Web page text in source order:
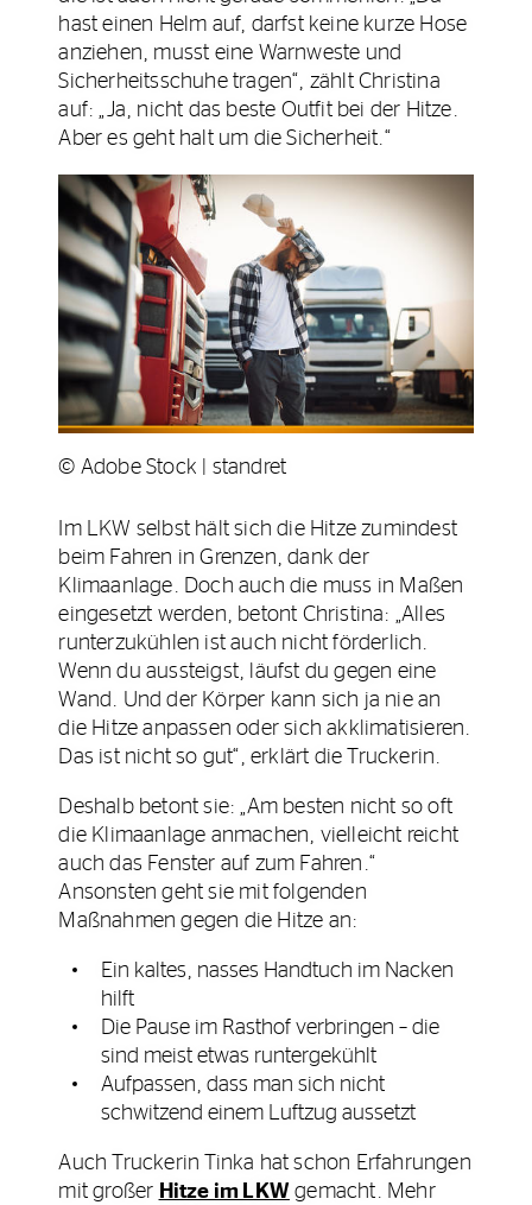
hast einen Helm auf, darfst keine kurze Hose
anziehen, musst eine Warnweste und
Sicherheitsschuhe tragen“, zählt Christina
auf: „Ja, nicht das beste Outfit bei der Hitze.
Aber es geht halt um die Sicherheit.“
© Adobe Stock | standret
Im LKW selbst hält sich die Hitze zumindest
beim Fahren in Grenzen, dank der
Klimaanlage. Doch auch die muss in Maßen
eingesetzt werden, betont Christina: „Alles
runterzukühlen ist auch nicht förderlich.
Wenn du aussteigst, läufst du gegen eine
Wand. Und der Körper kann sich ja nie an
die Hitze anpassen oder sich akklimatisieren.
Das ist nicht so gut“, erklärt die Truckerin.
Deshalb betont sie: „Am besten nicht so oft
die Klimaanlage anmachen, vielleicht reicht
auch das Fenster auf zum Fahren.“
Ansonsten geht sie mit folgenden
Maßnahmen gegen die Hitze an:
Ein kaltes, nasses Handtuch im Nacken
hilft
Die Pause im Rasthof verbringen – die
sind meist etwas runtergekühlt
Aufpassen, dass man sich nicht
schwitzend einem Luftzug aussetzt
Auch Truckerin Tinka hat schon Erfahrungen
mit großer Hitze im LKW gemacht. Mehr